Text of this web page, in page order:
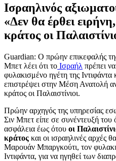
Ισραηλινός
«Δεν θα έρθει
κράτος οι
Guardian: Ο πρώην επικεφαλής
Μπετ λέει ότι το Ισραήλ πρέπει
φυλακισμένο ηγέτη της
επιστρέψει στην Μέση Ανατολή
κράτος οι Παλαιστίνιοι.
Πρώην αρχηγός της υπηρεσίας
Σιν Μπετ είπε σε συνέντευξή του
ασφάλεια έως ότου οι
κράτος και οι ισραηλινές αρχές
Mαρουάν Μπαργκούτι, τον
Ιντιφάντα, για να ηγηθεί των